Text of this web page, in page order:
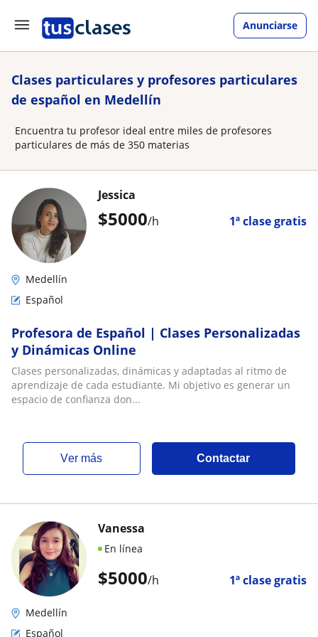
Anunciarse
Clases particulares y profesores particulares
de español en Medellín
Encuentra tu profesor ideal entre miles de profesores
particulares de más de 350 materias
$5000/h 1ª clase gratis
Jessica
Medellín
Español
Profesora de Español | Clases Personalizadas
y Dinámicas Online
Clases personalizadas, dinámicas y adaptadas al ritmo de
aprendizaje de cada estudiante. Mi objetivo es generar un
espacio de confianza don...
ver más Contactar
$5000/h 1ª clase gratis
Vanessa
En línea
Medellín
Español